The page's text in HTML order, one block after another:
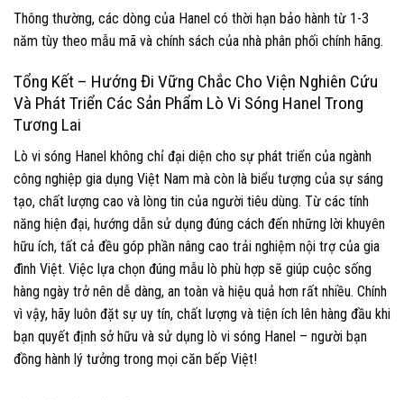
Thông thường, các dòng của Hanel có thời hạn bảo hành từ 1-3
năm tùy theo mẫu mã và chính sách của nhà phân phối chính hãng.
Tổng Kết – Hướng Đi Vững Chắc Cho Viện Nghiên Cứu
Và Phát Triển Các Sản Phẩm Lò Vi Sóng Hanel Trong
Tương Lai
Lò vi sóng Hanel không chỉ đại diện cho sự phát triển của ngành
công nghiệp gia dụng Việt Nam mà còn là biểu tượng của sự sáng
tạo, chất lượng cao và lòng tin của người tiêu dùng. Từ các tính
năng hiện đại, hướng dẫn sử dụng đúng cách đến những lời khuyên
hữu ích, tất cả đều góp phần nâng cao trải nghiệm nội trợ của gia
đình Việt. Việc lựa chọn đúng mẫu lò phù hợp sẽ giúp cuộc sống
hàng ngày trở nên dễ dàng, an toàn và hiệu quả hơn rất nhiều. Chính
vì vậy, hãy luôn đặt sự uy tín, chất lượng và tiện ích lên hàng đầu khi
bạn quyết định sở hữu và sử dụng lò vi sóng Hanel – người bạn
đồng hành lý tưởng trong mọi căn bếp Việt!